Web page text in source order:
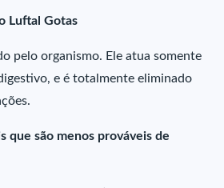
Luftal Gotas
pelo organismo. Ele atua somente
e é totalmente eliminado
que são menos prováveis de